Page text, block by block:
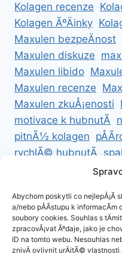
Kolagen recenze
Kolagen ÃºÄinky
Maxulen bezpeÄnost
Maxulen diskuze
Maxulen libido
Maxulen recenze
Maxulen zkuÅ¡enosti
motivace k hubnutÃ­
pitnÃ½ kolagen
rychlÃ© hubnutÃ­
ZdravÃ© hubnutÃ­
ZÃ¡sady cookies (EU)
Abychom poskytli co nejlepÅ¡Ã­
a/nebo pÅÃ­stupu k informacÃ­m
soubory cookies. Souhlas s
zpracovÃ¡vat Ãºdaje, jako je
ID na tomto webu. Nesouhlas
znivÄ ovlivnit urÄitÃ©